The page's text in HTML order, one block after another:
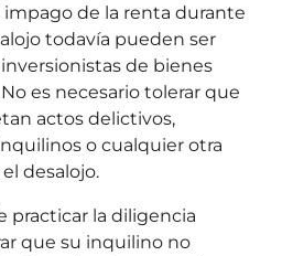
impago de la renta durante
todavía pueden ser
de bienes
No es necesario tolerar que
actos delictivos,
o cualquier otra
desalojo.
practicar la diligencia
que su inquilino no